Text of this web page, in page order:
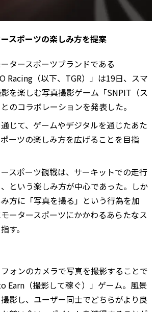
スポーツの楽しみ方を提案
タースポーツブランドである
Racing（以下、TGR）」は19日、スマ
を楽しむ写真撮影ゲーム「SNPIT（ス
のコラボレーションを発表した。
じて、ゲームやデジタルを通じたあた
ーツの楽しみ方を広げることを目指
スポーツ観戦は、サーキットでの走行
という楽しみ方が中心であった。しか
方に「写真を撮る」という行為を加
ータースポーツにかかわるあらたなス
す。
ォンのカメラで写真を撮影することで
Earn（撮影して稼ぐ）」ゲーム。風景
影し、ユーザー同士でどちらがより良